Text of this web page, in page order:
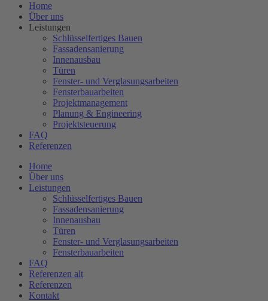
Home
Über uns
Leistungen
Schlüsselfertiges Bauen
Fassadensanierung
Innenausbau
Türen
Fenster- und Verglasungsarbeiten
Fensterbauarbeiten
Projektmanagement
Planung & Engineering
Projektsteuerung
FAQ
Referenzen
Home
Über uns
Leistungen
Schlüsselfertiges Bauen
Fassadensanierung
Innenausbau
Türen
Fenster- und Verglasungsarbeiten
Fensterbauarbeiten
FAQ
Referenzen alt
Referenzen
Kontakt